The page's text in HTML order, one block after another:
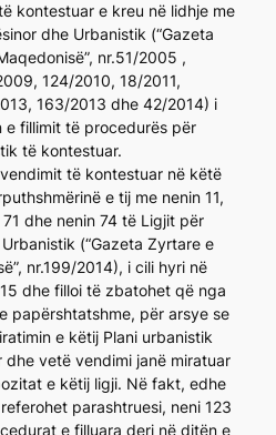
kontestuar e kreu në lidhje me
dhe Urbanistik (“Gazeta
nr.51/2005 ,
124/2010, 18/2011,
163/2013 dhe 42/2014) i
e fillimit të procedurës për
të kontestuar.
të kontestuar në këtë
e tij me nenin 11,
dhe nenin 74 të Ligjit për
(“Gazeta Zyrtare e
nr.199/2014), i cili hyri në
dhe filloi të zbatohet që nga
papërshtatshme, për arsye se
e këtij Plani urbanistik
dhe vetë vendimi janë miratuar
e këtij ligji. Në fakt, edhe
parashtruesi, neni 123
e filluara deri në ditën e